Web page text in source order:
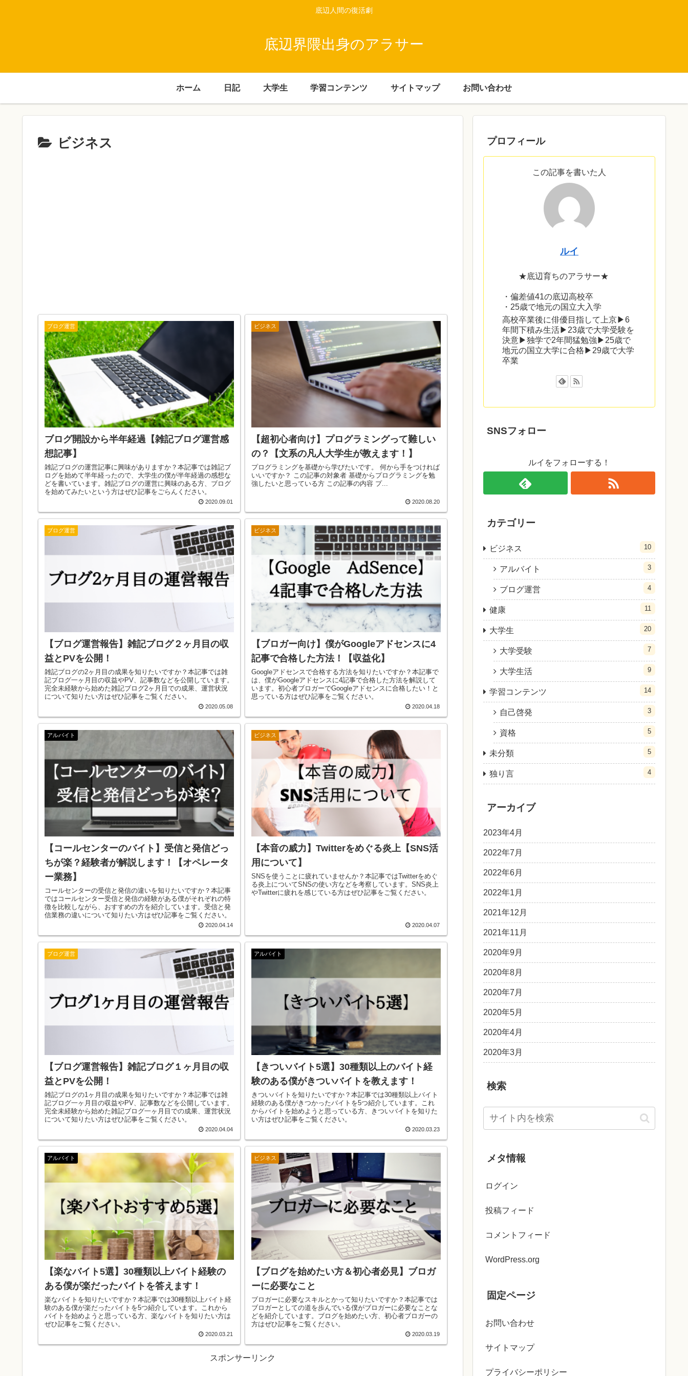
底辺人間の復活劇
底辺界隈出身のアラサー
ホーム 日記 大学生 学習コンテンツ サイトマップ お問い合わせ
ビジネス
ブログ運営
ブログ開設から半年経過【雑記ブログ運営感
想記事】
雑記ブログの運営記事に興味がありますか？本記事では雑記ブ
ログを始めて半年経ったので、大学生の僕が半年経過の感想な
どを書いています。雑記ブログの運営に興味のある方、ブログ
を始めてみたいという方はぜひ記事をごらんください。
2020.09.01
ビジネス
【超初心者向け】プログラミングって難しい
の？【文系の凡人大学生が教えます！】
プログラミングを基礎から学びたいです。 何から手をつければ
いいですか？ この記事の対象者 基礎からプログラミングを勉
強したいと思っている方 この記事の内容 プ...
2020.08.20
ブログ運営
【ブログ運営報告】雑記ブログ２ヶ月目の収
益とPVを公開！
雑記ブログの2ヶ月目の成果を知りたいですか？本記事では雑
記ブログ一ヶ月目の収益やPV、記事数などを公開しています。
完全未経験から始めた雑記ブログ2ヶ月目での成果、運営状況
について知りたい方はぜひ記事をご覧ください。
2020.05.08
ビジネス
【ブロガー向け】僕がGoogleアドセンスに4
記事で合格した方法！【収益化】
Googleアドセンスで合格する方法を知りたいですか？本記事で
は、僕がGoogleアドセンスに4記事で合格した方法を解説して
います。初心者ブロガーでGoogleアドセンスに合格したい！と
思っている方はぜひ記事をご覧ください。
2020.04.18
アルバイト
【コールセンターのバイト】受信と発信どっ
ちが楽？経験者が解説します！【オペレータ
ー業務】
コールセンターの受信と発信の違いを知りたいですか？本記事
ではコールセンター受信と発信の経験がある僕がそれぞれの特
徴を比較しながら、おすすめの方を紹介しています。受信と発
信業務の違いについて知りたい方はぜひ記事をご覧ください。
2020.04.14
ビジネス
【本音の威力】Twitterをめぐる炎上【SNS活
用について】
SNSを使うことに疲れていませんか？本記事ではTwitterをめぐ
る炎上についてSNSの使い方などを考察しています。SNS炎上
やTwitterに疲れを感じている方はぜひ記事をご覧ください。
2020.04.07
ブログ運営
【ブログ運営報告】雑記ブログ１ヶ月目の収
益とPVを公開！
雑記ブログの1ヶ月目の成果を知りたいですか？本記事では雑
記ブログ一ヶ月目の収益やPV、記事数などを公開しています。
完全未経験から始めた雑記ブログ一ヶ月目での成果、運営状況
について知りたい方はぜひ記事をご覧ください。
2020.04.04
アルバイト
【きついバイト5選】30種類以上のバイト経
験のある僕がきついバイトを教えます！
きついバイトを知りたいですか？本記事では30種類以上バイト
経験のある僕がきつかったバイトを5つ紹介しています。これ
からバイトを始めようと思っている方、きついバイトを知りた
い方はぜひ記事をご覧ください。
2020.03.23
アルバイト
【楽なバイト5選】30種類以上バイト経験の
ある僕が楽だったバイトを答えます！
楽なバイトを知りたいですか？本記事では30種類以上バイト経
験のある僕が楽だったバイトを5つ紹介しています。これから
バイトを始めようと思っている方、楽なバイトを知りたい方は
ぜひ記事をご覧ください。
2020.03.21
ビジネス
【ブログを始めたい方＆初心者必見】ブロガ
ーに必要なこと
ブロガーに必要なスキルとかって知りたいですか？本記事では
ブロガーとしての道を歩んでいる僕がブロガーに必要なことな
どを紹介しています。ブログを始めたい方、初心者ブロガーの
方はぜひ記事をご覧ください。
2020.03.19
スポンサーリンク
プロフィール
この記事を書いた人
ルイ
★底辺育ちのアラサー★
・偏差値41の底辺高校卒
・25歳で地元の国立大入学
高校卒業後に俳優目指して上京▶︎6
年間下積み生活▶︎23歳で大学受験を
決意▶独学で2年間猛勉強▶︎25歳で
地元の国立大学に合格▶29歳で大学
卒業
SNSフォロー
ルイをフォローする！
カテゴリー
ビジネス 10
アルバイト 3
ブログ運営 4
健康 11
大学生 20
大学受験 7
大学生活 9
学習コンテンツ 14
自己啓発 3
資格 5
未分類 5
独り言 4
アーカイブ
2023年4月
2022年7月
2022年6月
2022年1月
2021年12月
2021年11月
2020年9月
2020年8月
2020年7月
2020年5月
2020年4月
2020年3月
検索
メタ情報
ログイン
投稿フィード
コメントフィード
WordPress.org
固定ページ
お問い合わせ
サイトマップ
プライバシーポリシー